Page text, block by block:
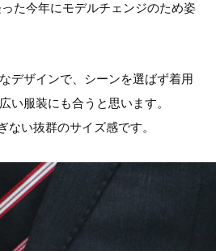
た今年にモデルチェンジのため姿
デザインで、シーンを選ばず着用
い服装にも合うと思います。
い抜群のサイズ感です。